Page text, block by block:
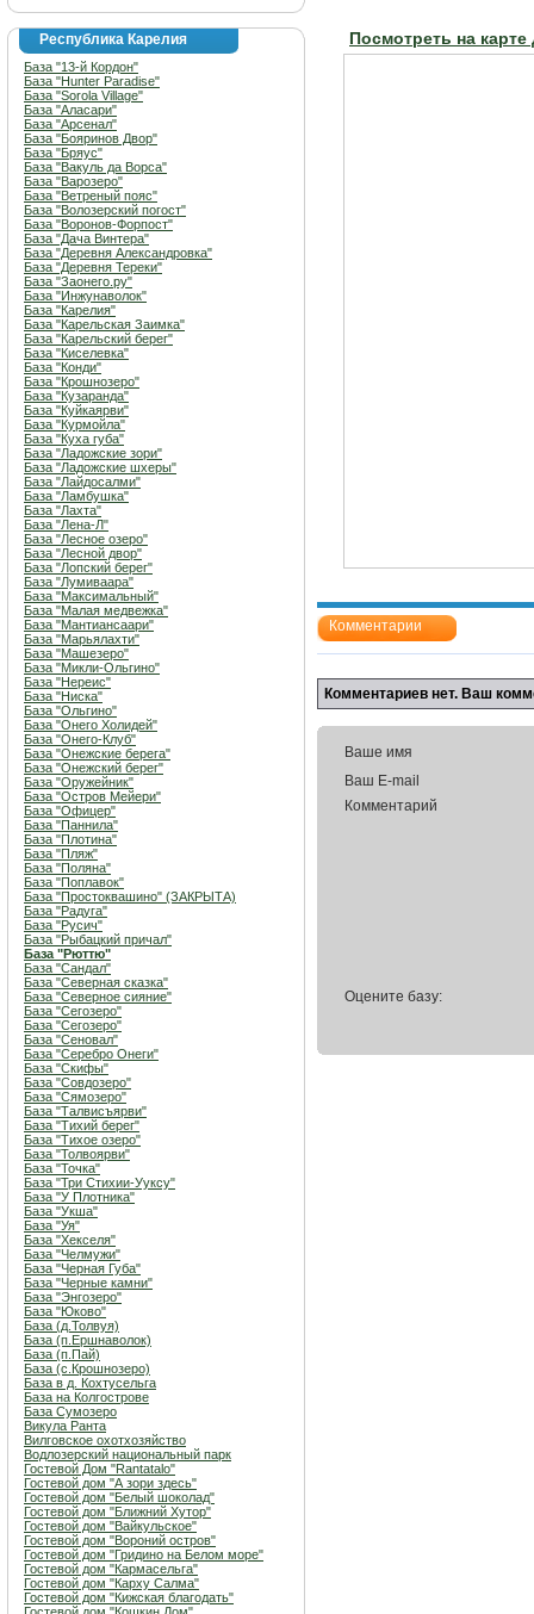
Республика Карелия
База "13-й Кордон"
База "Hunter Paradise"
База "Sorola Village"
База "Аласари"
База "Арсенал"
База "Бояринов Двор"
База "Бряус"
База "Вакуль да Ворса"
База "Варозеро"
База "Ветреный пояс"
База "Волозерский погост"
База "Воронов-Форпост"
База "Дача Винтера"
База "Деревня Александровка"
База "Деревня Тереки"
База "Заонего.ру"
База "Инжунаволок"
База "Карелия"
База "Карельская Заимка"
База "Карельский берег"
База "Киселевка"
База "Конди"
База "Крошнозеро"
База "Кузаранда"
База "Куйкаярви"
База "Курмойла"
База "Куха губа"
База "Ладожские зори"
База "Ладожские шхеры"
База "Лайдосалми"
База "Ламбушка"
База "Лахта"
База "Лена-Л"
База "Лесное озеро"
База "Лесной двор"
База "Лопский берег"
База "Лумиваара"
База "Максимальный"
База "Малая медвежка"
База "Мантиансаари"
База "Марьялахти"
База "Машезеро"
База "Микли-Ольгино"
База "Нереис"
База "Ниска"
База "Ольгино"
База "Онего Холидей"
База "Онего-Клуб"
База "Онежские берега"
База "Онежский берег"
База "Оружейник"
База "Остров Мейери"
База "Офицер"
База "Паннила"
База "Плотина"
База "Пляж"
База "Поляна"
База "Поплавок"
База "Простоквашино" (ЗАКРЫТА)
База "Радуга"
База "Русич"
База "Рыбацкий причал"
База "Рюттю"
База "Сандал"
База "Северная сказка"
База "Северное сияние"
База "Сегозеро"
База "Сегозеро"
База "Сеновал"
База "Серебро Онеги"
База "Скифы"
База "Совдозеро"
База "Сямозеро"
База "Талвисъярви"
База "Тихий берег"
База "Тихое озеро"
База "Толвоярви"
База "Точка"
База "Три Стихии-Ууксу"
База "У Плотника"
База "Укша"
База "Уя"
База "Хекселя"
База "Челмужи"
База "Черная Губа"
База "Черные камни"
База "Энгозеро"
База "Юково"
База (д.Толвуя)
База (п.Ершнаволок)
База (п.Пай)
База (с.Крошнозеро)
База в д. Кохтусельга
База на Колгострове
База Сумозеро
Викула Ранта
Вилговское охотхозяйство
Водлозерский национальный парк
Гостевой Дом "Rantatalo"
Гостевой дом "А зори здесь"
Гостевой дом "Белый шоколад"
Гостевой дом "Ближний Хутор"
Гостевой дом "Вайкульское"
Гостевой дом "Вороний остров"
Гостевой дом "Гридино на Белом море"
Гостевой дом "Кармасельга"
Гостевой дом "Карху Салма"
Гостевой дом "Кижская благодать"
Посмотреть на
Комментарии
Комментариев нет. Ваш
Ваше имя
Ваш E-mail
Комментарий
Оцените базу: